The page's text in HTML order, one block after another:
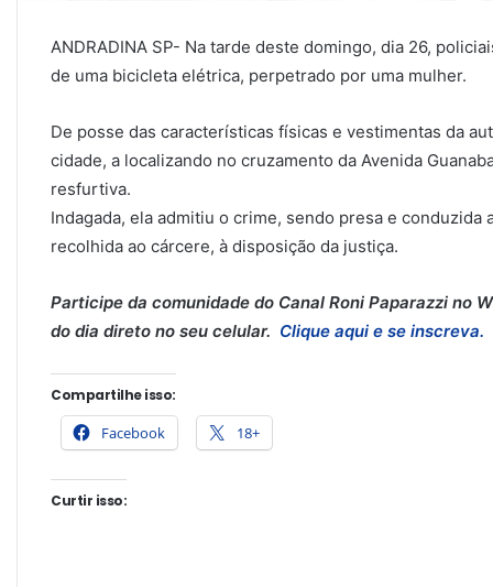
ANDRADINA SP- Na tarde deste domingo, dia 26,
de uma bicicleta elétrica, perpetrado por uma mulher.
De posse das características físicas e vestimentas da
cidade, a localizando no cruzamento da Avenida
resfurtiva.
Indagada, ela admitiu o crime, sendo presa e conduzida
recolhida ao cárcere, à disposição da justiça.
Participe da comunidade do Canal Roni Paparazzi no
do dia direto no seu celular. Clique aqui e se inscreva.
Compartilhe isso:
Facebook 18+
Curtir isso: